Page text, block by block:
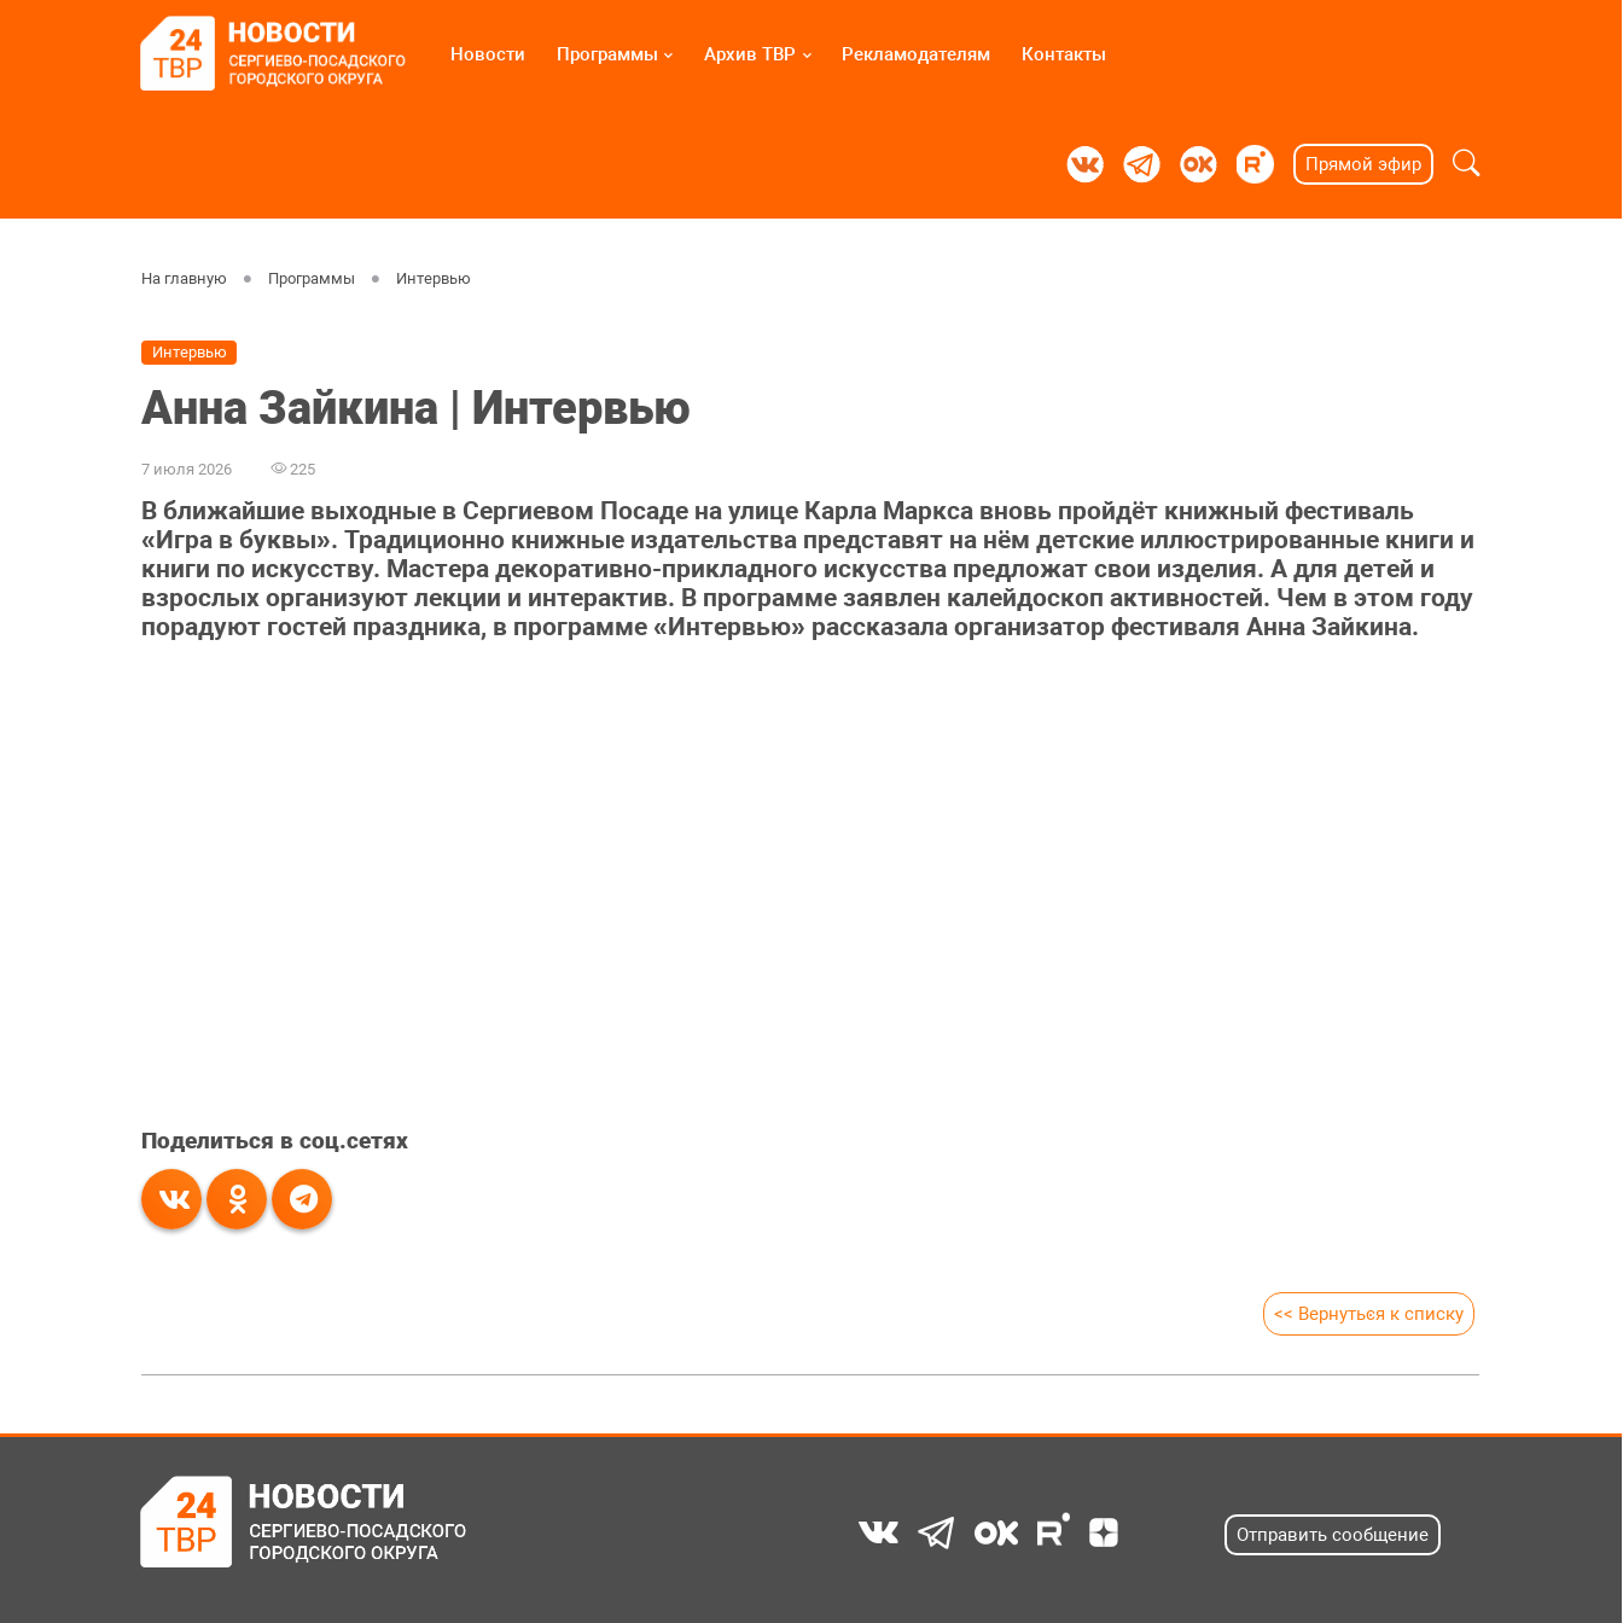
Новости Программы Архив ТВР Рекламодателям Контакты
Прямой эфир
На главную Программы Интервью
Интервью
Анна Зайкина | Интервью
7 июля 2026 225
В ближайшие выходные в Сергиевом Посаде на улице Карла Маркса вновь пройдёт книжный фестиваль
«Игра в буквы». Традиционно книжные издательства представят на нём детские иллюстрированные книги и
книги по искусству. Мастера декоративно-прикладного искусства предложат свои изделия. А для детей и
взрослых организуют лекции и интерактив. В программе заявлен калейдоскоп активностей. Чем в этом году
порадуют гостей праздника, в программе «Интервью» рассказала организатор фестиваля Анна Зайкина.
Поделиться в соц.сетях
<< Вернуться к списку
Отправить сообщение